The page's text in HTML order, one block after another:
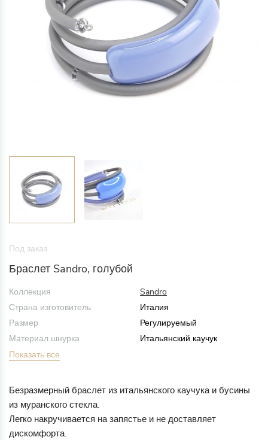
Под заказ
Браслет Sandro, голубой
Коллекция
Sandro
Страна изготовитель
Италия
Размер
Регулируемый
Материал шнурка
Итальянский каучук
Показать все
Безразмерный браслет из итальянского каучука и бусины
из муранского стекла.
Легко накручивается на запястье и не доставляет
дискомфорта.